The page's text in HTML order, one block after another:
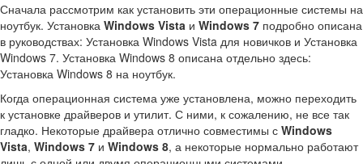
Сначала рассмотрим как установить эти операционные системы на
ноутбук. Установка Windows Vista и Windows 7 подробно описана
в руководствах: Установка Windows Vista для новичков и Установка
Windows 7. Установка Windows 8 описана отдельно здесь:
Установка Windows 8 на ноутбук.
Когда операционная система уже установлена, можно переходить
к установке драйверов и утилит. С ними, к сожалению, не все так
гладко. Некоторые драйвера отлично совместимы с Windows
Vista, Windows 7 и Windows 8, а некоторые нормально работают